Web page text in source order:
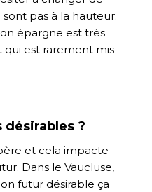
pas à la hauteur.
épargne est très
qui est rarement mis
?
et cela impacte
Dans le Vaucluse,
futur désirable ça